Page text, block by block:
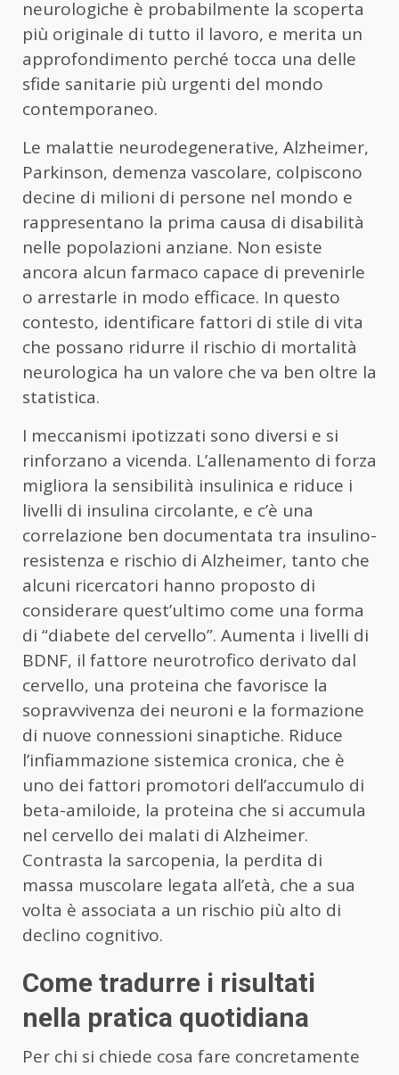
neurologiche è probabilmente la scoperta
più originale di tutto il lavoro, e merita un
approfondimento perché tocca una delle
sfide sanitarie più urgenti del mondo
contemporaneo.
Le malattie neurodegenerative, Alzheimer,
Parkinson, demenza vascolare, colpiscono
decine di milioni di persone nel mondo e
rappresentano la prima causa di disabilità
nelle popolazioni anziane. Non esiste
ancora alcun farmaco capace di prevenirle
o arrestarle in modo efficace. In questo
contesto, identificare fattori di stile di vita
che possano ridurre il rischio di mortalità
neurologica ha un valore che va ben oltre la
statistica.
I meccanismi ipotizzati sono diversi e si
rinforzano a vicenda. L’allenamento di forza
migliora la sensibilità insulinica e riduce i
livelli di insulina circolante, e c’è una
correlazione ben documentata tra insulino-
resistenza e rischio di Alzheimer, tanto che
alcuni ricercatori hanno proposto di
considerare quest’ultimo come una forma
di “diabete del cervello”. Aumenta i livelli di
BDNF, il fattore neurotrofico derivato dal
cervello, una proteina che favorisce la
sopravvivenza dei neuroni e la formazione
di nuove connessioni sinaptiche. Riduce
l’infiammazione sistemica cronica, che è
uno dei fattori promotori dell’accumulo di
beta-amiloide, la proteina che si accumula
nel cervello dei malati di Alzheimer.
Contrasta la sarcopenia, la perdita di
massa muscolare legata all’età, che a sua
volta è associata a un rischio più alto di
declino cognitivo.
Come tradurre i risultati
nella pratica quotidiana
Per chi si chiede cosa fare concretamente